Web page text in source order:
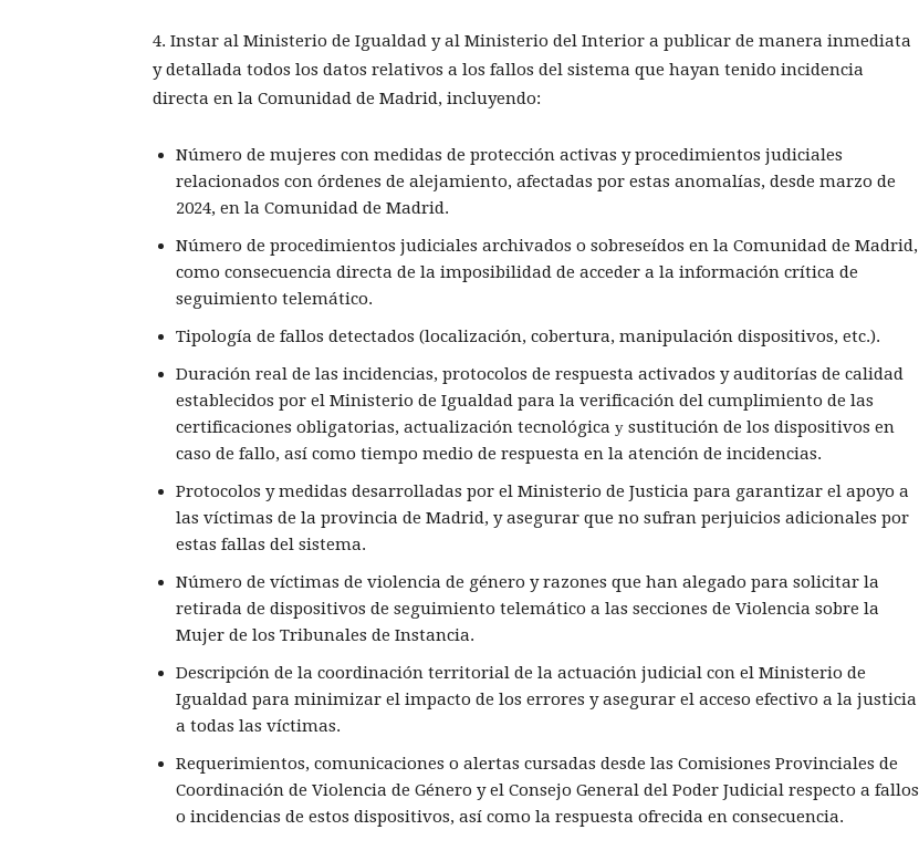
4. Instar al Ministerio de Igualdad y al Ministerio del Interior a publicar de manera inmediata
y detallada todos los datos relativos a los fallos del sistema que hayan tenido incidencia
directa en la Comunidad de Madrid, incluyendo:
Número de mujeres con medidas de protección activas y procedimientos judiciales
relacionados con órdenes de alejamiento, afectadas por estas anomalías, desde marzo de
2024, en la Comunidad de Madrid.
Número de procedimientos judiciales archivados o sobreseídos en la Comunidad de Madrid,
como consecuencia directa de la imposibilidad de acceder a la información crítica de
seguimiento telemático.
Tipología de fallos detectados (localización, cobertura, manipulación dispositivos, etc.).
Duración real de las incidencias, protocolos de respuesta activados y auditorías de calidad
establecidos por el Ministerio de Igualdad para la verificación del cumplimiento de las
certificaciones obligatorias, actualización tecnológica у sustitución de los dispositivos en
caso de fallo, así como tiempo medio de respuesta en la atención de incidencias.
Protocolos y medidas desarrolladas por el Ministerio de Justicia para garantizar el apoyo a
las víctimas de la provincia de Madrid, y asegurar que no sufran perjuicios adicionales por
estas fallas del sistema.
Número de víctimas de violencia de género y razones que han alegado para solicitar la
retirada de dispositivos de seguimiento telemático a las secciones de Violencia sobre la
Mujer de los Tribunales de Instancia.
Descripción de la coordinación territorial de la actuación judicial con el Ministerio de
Igualdad para minimizar el impacto de los errores y asegurar el acceso efectivo a la justicia
a todas las víctimas.
Requerimientos, comunicaciones o alertas cursadas desde las Comisiones Provinciales de
Coordinación de Violencia de Género y el Consejo General del Poder Judicial respecto a fallos
o incidencias de estos dispositivos, así como la respuesta ofrecida en consecuencia.